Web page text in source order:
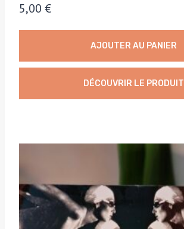
5,00 €
AJOUTER AU PANIER
DÉCOUVRIR LE PRODUIT